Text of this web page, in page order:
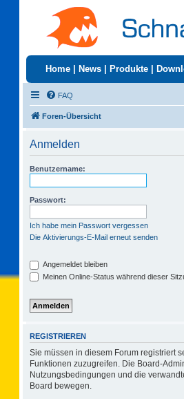
Home News Produkte
FAQ
Foren-Übersicht
Anmelden
Benutzername:
Passwort:
Ich habe mein Passwort vergessen
Die Aktivierungs-E-Mail erneut senden
Angemeldet bleiben
Meinen Online-Status während dieser
REGISTRIEREN
Sie müssen in diesem Forum registriert
Funktionen zuzugreifen. Die Board-
Nutzungsbedingungen und die
Board bewegen.